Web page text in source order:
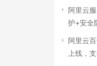
阿里云
护+安全
阿里云
上线，